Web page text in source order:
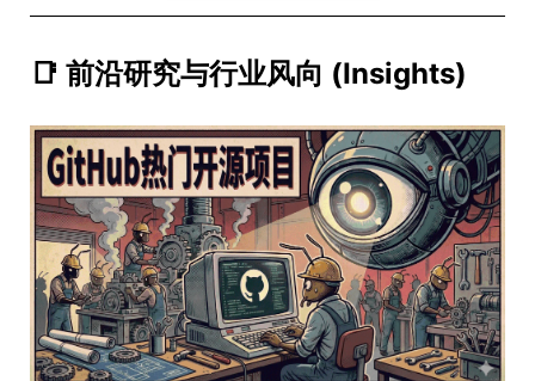
📑 前沿研究与行业风向 (Insights)